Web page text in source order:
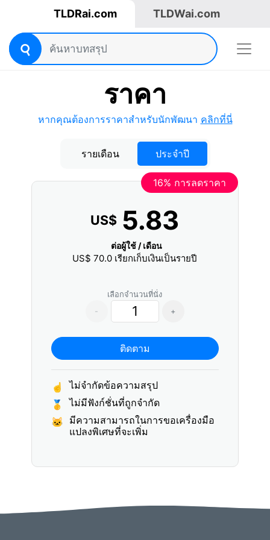
TLDRai.com TLDWai.com
ราคา
หากคุณต้องการราคาสำหรับนักพัฒนา คลิกที่นี่
รายเดือน ประจำปี
16% การลดราคา
US$ 5.83
ต่อผู้ใช้ / เดือน
US$70.0 เรียกเก็บเงินเป็นรายปี
เลือกจำนวนที่นั่ง
-
+
ติดตาม
☝
ไม่จำกัดข้อความสรุป
🥇
ไม่มีฟังก์ชั่นที่ถูกจำกัด
🐱 มีความสามารถในการขอเครื่องมือ
แปลงพิเศษที่จะเพิ่ม